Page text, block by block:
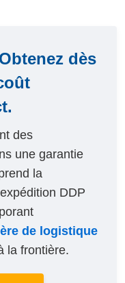
dès
des
une garantie
la
DDP
de logistique
la frontière.